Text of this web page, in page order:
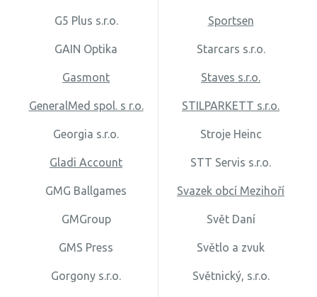
G5 Plus s.r.o.
GAIN Optika
Gasmont
GeneralMed spol. s r.o.
Georgia s.r.o.
Gladi Account
GMG Ballgames
GMGroup
GMS Press
Gorgony s.r.o.
Sportsen
Starcars s.r.o.
Staves s.r.o.
STILPARKETT s.r.o.
Stroje Heinc
STT Servis s.r.o.
Svazek obcí Mezihoří
Svět Daní
Světlo a zvuk
Světnický, s.r.o.